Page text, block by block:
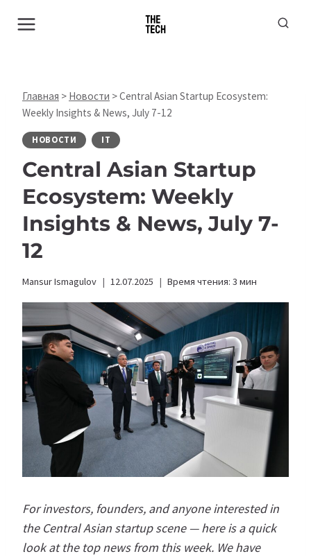
Главная > Новости >Central Asian Startup Ecosystem:
Weekly Insights & News, July 7-12
НОВОСТИ IT
Central Asian Startup
Ecosystem: Weekly
Insights & News, July 7-
12
Mansur Ismagulov 12.07.2025 Время чтения: 3 мин
For investors, founders, and anyone interested in
the Central Asian startup scene — here is a quick
look at the top news from this week. We have